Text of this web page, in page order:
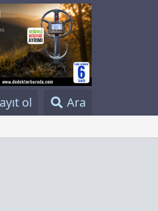
ol Ara